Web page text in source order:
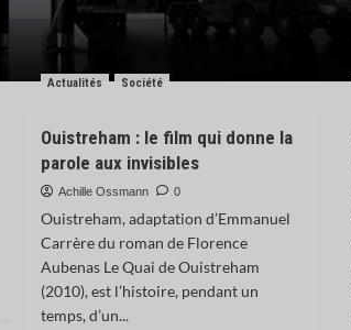
Actualités Société
Ouistreham : le film qui donne la
parole aux invisibles
Achille Ossmann 0
Ouistreham, adaptation d’Emmanuel
Carrère du roman de Florence
Aubenas Le Quai de Ouistreham
(2010), est l’histoire, pendant un
temps, d’un...